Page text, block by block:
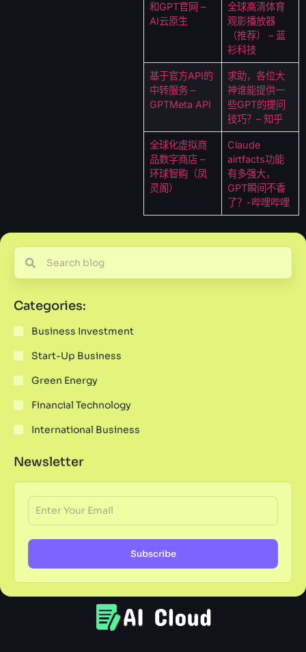
和GPT官网 –
AI云原生
全球高清体育
观影播放器
（推荐） – 蓝
衫科技
基于官方API的
中转服务 –
GPTMeta API
求助，各位大
神谁能提供一
些GPT的提问
技巧？– 知乎
全球化虚拟商
品数字商店 –
环球智购（凤
灵阁）
Claude
airtfacts功能
有多强大，
GPT瞬间不香
了？-哔哩哔哩
Categories:
Business Investment
Start-Up Business
Green Energy
Financial Technology
International Business
Newsletter
Subscribe